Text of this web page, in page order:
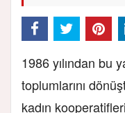
1986 yılından bu
toplumlarını
kadın